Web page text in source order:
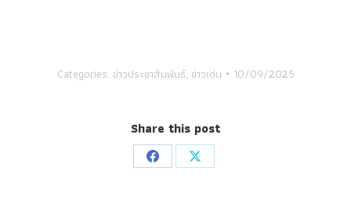
Categories: ข่าวประชาสัมพันธ์, ข่าวเด่น 10/09/2025
Share this post
Share
Share